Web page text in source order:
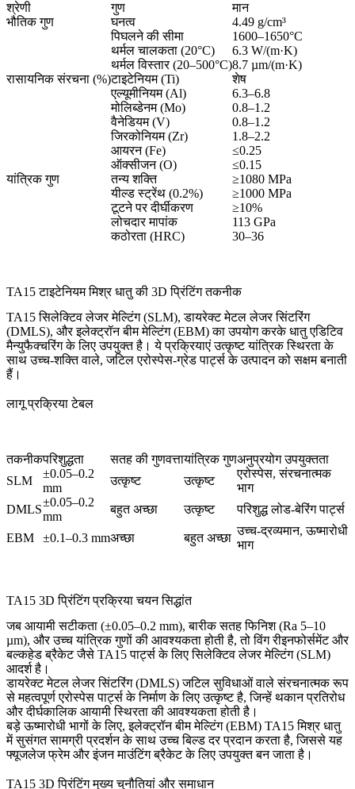
श्रेणी गुण
मान
भौतिक गुण
घनत्व
4.49 g/cm³
पिघलने की सीमा
1600–1650°C
थर्मल चालकता (20°C)
6.3 W/(m·K)
थर्मल विस्तार (20–500°C)8.7 µm/(m·K)
रासायनिक संरचना (%)टाइटेनियम (Ti)
शेष
एल्यूमीनियम (Al)
6.3–6.8
मोलिब्डेनम (Mo)
0.8–1.2
वैनेडियम (V)
0.8–1.2
जिरकोनियम (Zr)
1.8–2.2
आयरन (Fe)
≤0.25
ऑक्सीजन (O)
≤0.15
यांत्रिक गुण
तन्य शक्ति
≥1080 MPa
यील्ड स्ट्रेंथ (0.2%)
≥1000 MPa
टूटने पर दीर्घीकरण
≥10%
लोचदार मापांक
113 GPa
कठोरता (HRC)
30–36
TA15 टाइटेनियम मिश्र धातु की 3D प्रिंटिंग तकनीक
TA15 सिलेक्टिव लेजर मेल्टिंग (SLM), डायरेक्ट मेटल लेजर सिंटरिंग
(DMLS), और इलेक्ट्रॉन बीम मेल्टिंग (EBM) का उपयोग करके धातु एडिटिव
मैन्युफैक्चरिंग के लिए उपयुक्त है। ये प्रक्रियाएं उत्कृष्ट यांत्रिक स्थिरता के
साथ उच्च-शक्ति वाले, जटिल एरोस्पेस-ग्रेड पार्ट्स के उत्पादन को सक्षम बनाती
हैं।
लागू प्रक्रिया टेबल
तकनीकपरिशुद्धता सतह की गुणवत्तायांत्रिक गुणअनुप्रयोग उपयुक्तता
SLM
±0.05–0.2
mm
उत्कृष्ट उत्कृष्ट
एरोस्पेस, संरचनात्मक
भाग
DMLS
±0.05–0.2
mm
बहुत अच्छा उत्कृष्ट परिशुद्ध लोड-बेरिंग पार्ट्स
EBM ±0.1–0.3 mmअच्छा बहुत अच्छा
उच्च-द्रव्यमान, ऊष्मारोधी
भाग
TA15 3D प्रिंटिंग प्रक्रिया चयन सिद्धांत
जब आयामी सटीकता (±0.05–0.2 mm), बारीक सतह फिनिश (Ra 5–10
µm), और उच्च यांत्रिक गुणों की आवश्यकता होती है, तो विंग रीइनफोर्समेंट और
बल्कहेड ब्रैकेट जैसे TA15 पार्ट्स के लिएसिलेक्टिव लेजर मेल्टिंग (SLM)
आदर्श है।
डायरेक्ट मेटल लेजर सिंटरिंग (DMLS)जटिल सुविधाओं वाले संरचनात्मक रूप
से महत्वपूर्ण एरोस्पेस पार्ट्स के निर्माण के लिए उत्कृष्ट है, जिन्हें थकान प्रतिरोध
और दीर्घकालिक आयामी स्थिरता की आवश्यकता होती है।
बड़े ऊष्मारोधी भागों के लिए,इलेक्ट्रॉन बीम मेल्टिंग (EBM) TA15 मिश्र धातु
में सुसंगत सामग्री प्रदर्शन के साथ उच्च बिल्ड दर प्रदान करता है, जिससे यह
फ्यूजलेज फ्रेम और इंजन माउंटिंग ब्रैकेट के लिए उपयुक्त बन जाता है।
TA15 3D प्रिंटिंग मुख्य चुनौतियां और समाधान